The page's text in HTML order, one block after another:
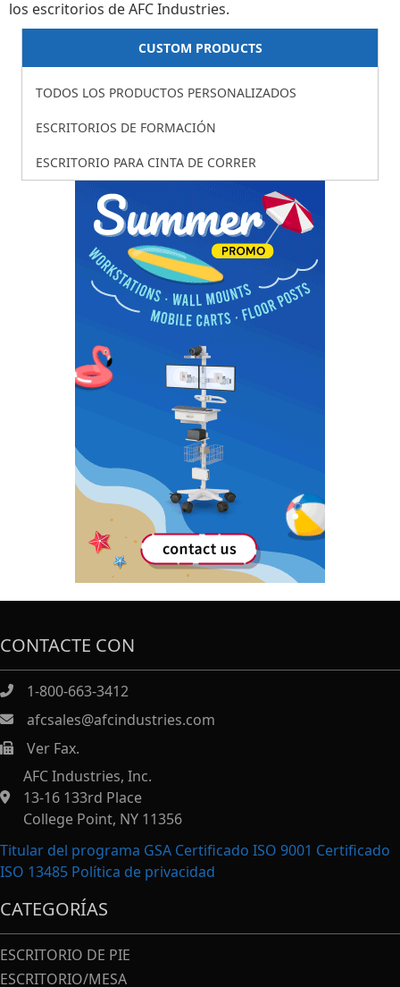
CUSTOM PRODUCTS
TODOS LOS PRODUCTOS PERSONALIZADOS
ESCRITORIOS DE FORMACIÓN
ESCRITORIO PARA CINTA DE CORRER
los escritorios de AFC Industries.
CONTACTE CON
1-800-663-3412
afcsales@afcindustries.com
https://afcindustries.com/contact/#:~:text=Fax
Ver Fax.
AFC Industries, Inc.
13-16 133rd Place
College Point, NY 11356
Titular del programa GSA Certificado ISO 9001 Certificado
ISO 13485 Política de privacidad
CATEGORÍAS
ESCRITORIO DE PIE
ESCRITORIO/MESA